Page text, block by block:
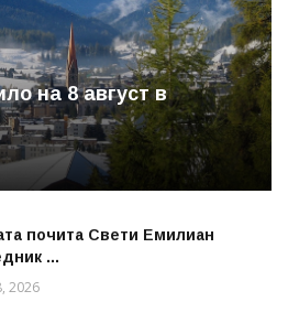
на 8 август в
почита Свeти Емилиан
...
2026